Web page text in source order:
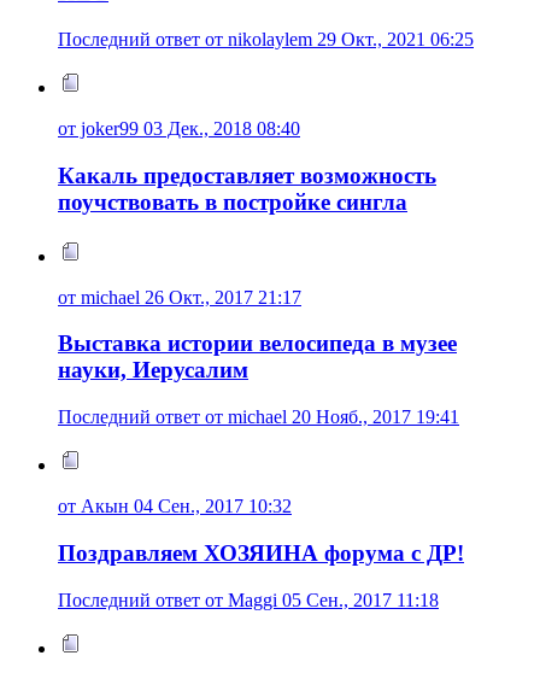
Последний ответ от nikolaylem 29 Окт., 2021 06:25
от joker99 03 Дек., 2018 08:40
Какаль предоставляет возможность
поучствовать в постройке сингла
от michael 26 Окт., 2017 21:17
Выставка истории велосипеда в музее
науки, Иерусалим
Последний ответ от michael 20 Нояб., 2017 19:41
от Акын 04 Сен., 2017 10:32
Поздравляем ХОЗЯИНА форума с ДР!
Последний ответ от Maggi 05 Сен., 2017 11:18